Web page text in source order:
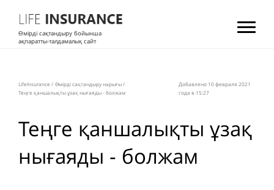
Өмірді сақтандыру бойынша
ақпаратты-талдамалық сайт
LifeInsurance / Өмірді сақтандыру нарығы/
Теңге қаншалықты ұзақ нығаяды - болжам
Добавлено 10 февраля 2021
года в 15:27
Теңге қаншалықты ұзақ
нығаяды - болжам